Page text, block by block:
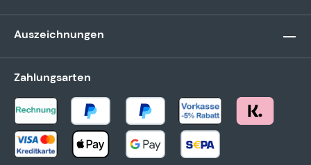
Auszeichnungen
Zahlungsarten